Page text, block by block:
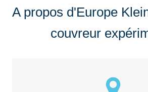
A propos d'Europe
couvreur